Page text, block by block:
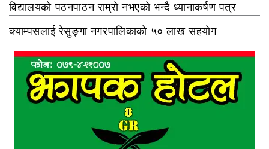
विद्यालयको पठनपाठन राम्रो नभएको भन्दै ध्यानाकर्षण पत्र
क्याम्पसलाई रेसुङ्गा नगरपालिकाको ५० लाख सहयोग